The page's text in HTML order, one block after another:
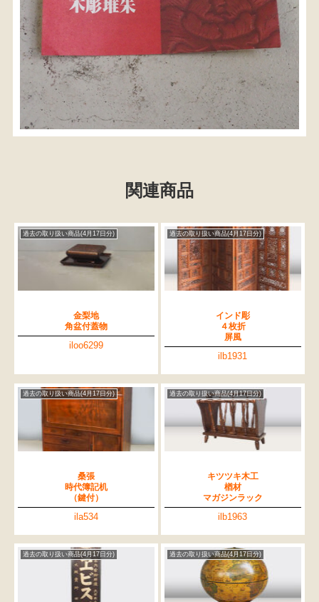
関連商品
過去の取り扱い商品(4月17日分)
金梨地
角盆付蓋物
iloo6299
過去の取り扱い商品(4月17日分)
インド彫
４枚折
屏風
ilb1931
過去の取り扱い商品(4月17日分)
桑張
時代簿記机
（鍵付）
ila534
過去の取り扱い商品(4月17日分)
キツツキ木工
楢材
マガジンラック
ilb1963
過去の取り扱い商品(4月17日分) 過去の取り扱い商品(4月17日分)